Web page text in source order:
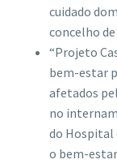
cuidado
concelho
“Projeto
bem-estar
afetados
no
do Hospital
o bem-